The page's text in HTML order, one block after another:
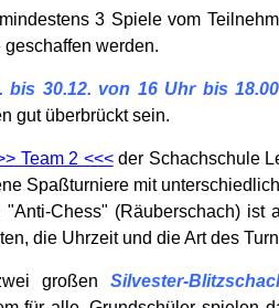
3 Spiele vom
werden.
bis 30.12. von 16 Uhr bis
gut überbrückt sein.
Team 2 <<<der Schachschule
Spaßturniere mit
Chess" (Räuberschach) ist
die Uhrzeit und die Art des
großenSilvester-